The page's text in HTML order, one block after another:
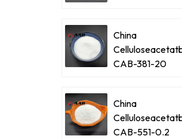
China
CAB-381-20
China
CAB-551-0.2